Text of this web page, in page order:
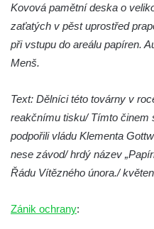
Budova spořitelny čp.
Rumburku
Gymnázium v Rumburku
Budova čp. 1066/3
v Rumburku
Dům čp. 100/5 na
Rumburku
Rumburku
Kovová pamětní deska o
zaťatých v pěst uprostřed
při vstupu do areálu papíren.
Menš.
Text: Dělníci této továrny v
reakčnímu tisku/ Tímto činem
podpořili vládu Klementa
nese závod/ hrdý název
Řádu Vítězného února./
Zánik ochrany: